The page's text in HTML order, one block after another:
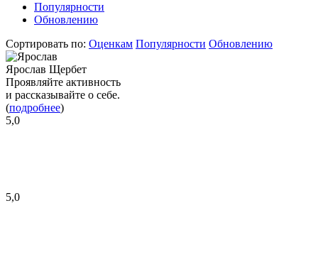
Популярности
Обновлению
Сортировать по: Оценкам Популярности Обновлению
Ярослав Щербет
Проявляйте активность
и рассказывайте о себе.
(подробнее)
5,0
5,0